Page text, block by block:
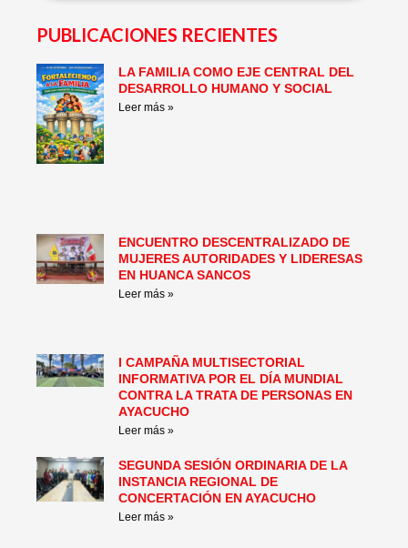
PUBLICACIONES RECIENTES
LA FAMILIA COMO EJE CENTRAL DEL
DESARROLLO HUMANO Y SOCIAL
Leer más »
ENCUENTRO DESCENTRALIZADO DE
MUJERES AUTORIDADES Y LIDERESAS
EN HUANCA SANCOS
Leer más »
I CAMPAÑA MULTISECTORIAL
INFORMATIVA POR EL DÍA MUNDIAL
CONTRA LA TRATA DE PERSONAS EN
AYACUCHO
Leer más »
SEGUNDA SESIÓN ORDINARIA DE LA
INSTANCIA REGIONAL DE
CONCERTACIÓN EN AYACUCHO
Leer más »
PagePagePagePagePagePage